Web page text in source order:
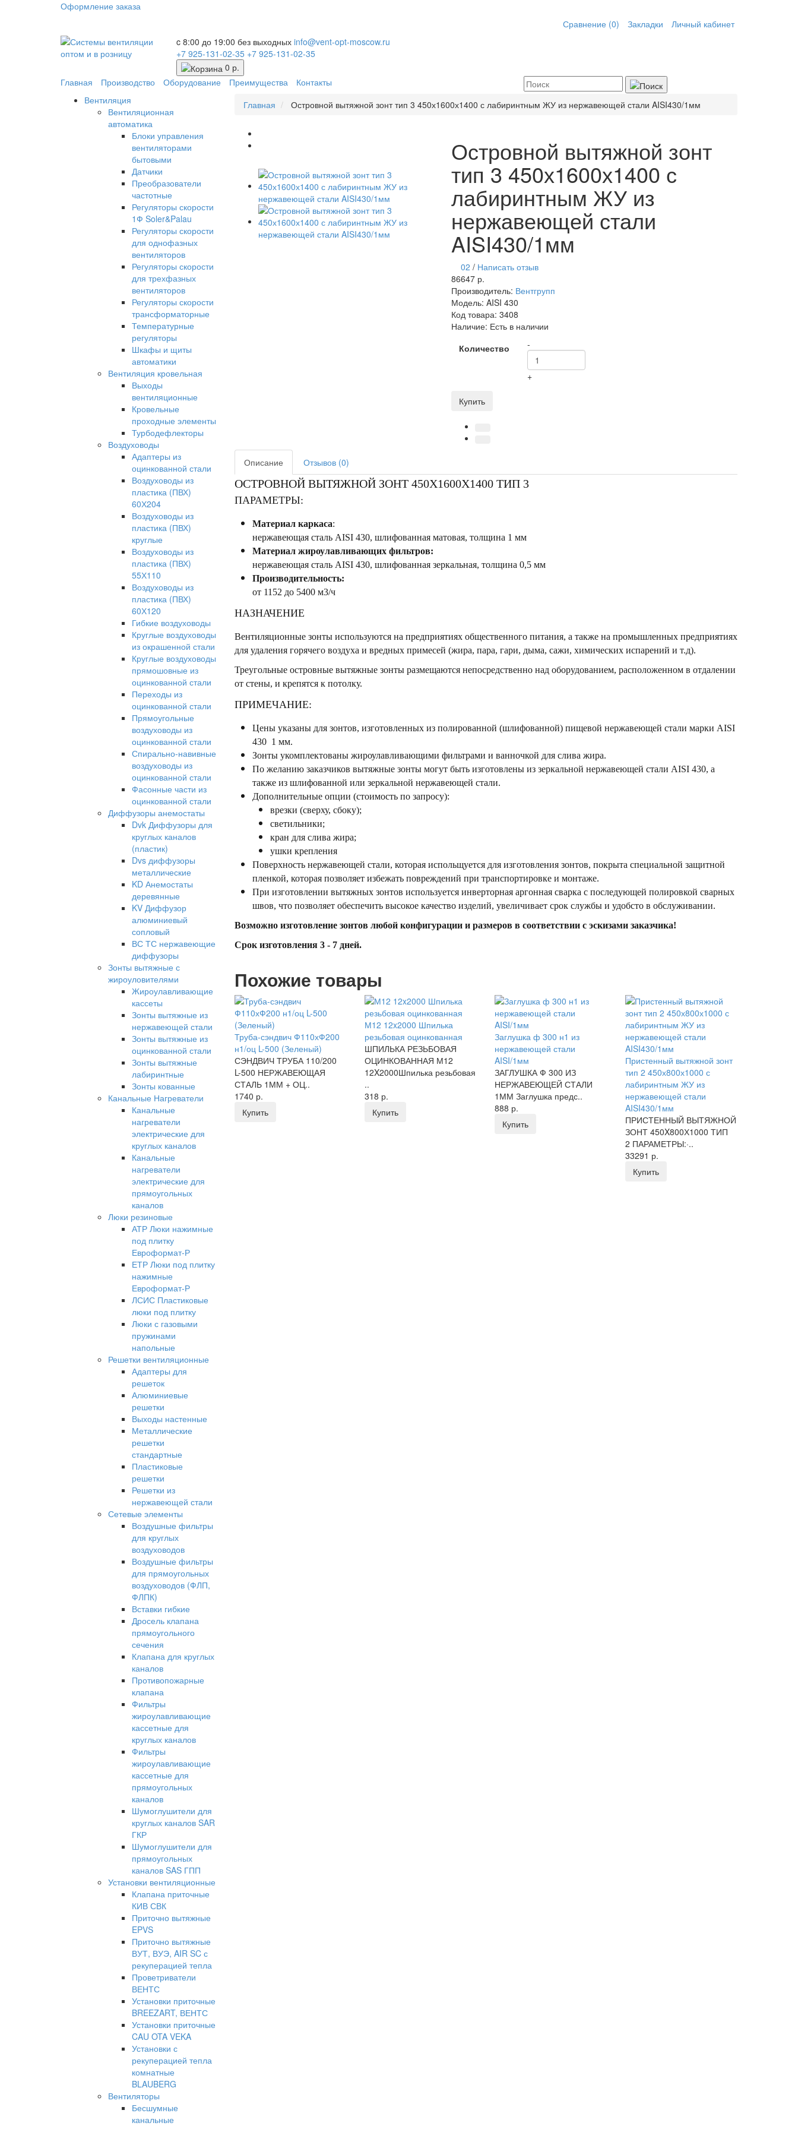
Оформление заказа
Сравнение (0)
Закладки
Личный кабинет
c 8:00 до 19:00 без выходных info@vent-opt-moscow.ru
+7 925-131-02-35 +7 925-131-02-35
0 р.
Главная
Производство Оборудование Преимущества
Контакты
Вентиляция
Вентиляционная
автоматика
Блоки управления
вентиляторами
бытовыми
Датчики
Преобразователи
частотные
Регуляторы скорости
1Ф Soler&Palau
Регуляторы скорости
для однофазных
вентиляторов
Регуляторы скорости
для трехфазных
вентиляторов
Регуляторы скорости
трансформаторные
Температурные
регуляторы
Шкафы и щиты
автоматики
Вентиляция кровельная
Выходы
вентиляционные
Кровельные
проходные элементы
Турбодефлекторы
Воздуховоды
Адаптеры из
оцинкованной стали
Воздуховоды из
пластика (ПВХ)
60Х204
Воздуховоды из
пластика (ПВХ)
круглые
Воздуховоды из
пластика (ПВХ)
55Х110
Воздуховоды из
пластика (ПВХ)
60Х120
Гибкие воздуховоды
Круглые воздуховоды
из окрашенной стали
Круглые воздуховоды
прямошовные из
оцинкованной стали
Переходы из
оцинкованной стали
Прямоугольные
воздуховоды из
оцинкованной стали
Спирально-навивные
воздуховоды из
оцинкованной стали
Фасонные части из
оцинкованной стали
Диффузоры анемостаты
Dvk Диффузоры для
круглых каналов
(пластик)
Dvs диффузоры
металлические
KD Анемостаты
деревянные
KV Диффузор
алюминиевый
сопловый
ВС ТС нержавеющие
диффузоры
Зонты вытяжные с
жироуловителями
Жироулавливающие
кассеты
Зонты вытяжные из
нержавеющей стали
Зонты вытяжные из
оцинкованной стали
Зонты вытяжные
лабиринтные
Зонты кованные
Канальные Нагреватели
Канальные
нагреватели
электрические для
круглых каналов
Канальные
нагреватели
электрические для
прямоугольных
каналов
Люки резиновые
АТР Люки нажимные
под плитку
Евроформат-Р
ЕТР Люки под плитку
нажимные
Евроформат-Р
ЛСИС Пластиковые
люки под плитку
Люки с газовыми
пружинами
напольные
Решетки вентиляционные
Адаптеры для
решеток
Алюминиевые
решетки
Выходы настенные
Металлические
решетки
стандартные
Пластиковые
решетки
Решетки из
нержавеющей стали
Сетевые элементы
Воздушные фильтры
для круглых
воздуховодов
Воздушные фильтры
для прямоугольных
воздуховодов (ФЛП,
ФЛПК)
Вставки гибкие
Дросель клапана
прямоугольного
сечения
Клапана для круглых
каналов
Противопожарные
клапана
Фильтры
жироулавливающие
кассетные для
круглых каналов
Фильтры
жироулавливающие
кассетные для
прямоугольных
каналов
Шумоглушители для
круглых каналов SAR
ГКР
Шумоглушители для
прямоугольных
каналов SAS ГПП
Установки вентиляционные
Клапана приточные
КИВ СВК
Приточно вытяжные
EPVS
Приточно вытяжные
ВУТ, ВУЭ, AIR SC с
рекуперацией тепла
Проветриватели
ВЕНТС
Установки приточные
BREEZART, ВЕНТС
Установки приточные
CAU OTA VEKA
Установки с
рекуперацией тепла
комнатные
BLAUBERG
Вентиляторы
Бесшумные
канальные
Главная Островной вытяжной зонт тип 3 450х1600х1400 с лабиринтным ЖУ из нержавеющей стали AISI430/1мм
Островной вытяжной зонт
тип 3 450х1600х1400 с
лабиринтным ЖУ из
нержавеющей стали
AISI430/1мм
02 / Написать отзыв
86647 р.
Производитель: Вентгрупп
Модель:AISI 430
Код товара:3408
Наличие: Есть в наличии
Количество
-
+
Купить
Описание Отзывов (0)
ОСТРОВНОЙ ВЫТЯЖНОЙ ЗОНТ 450X1600X1400 ТИП 3
ПАРАМЕТРЫ:
Материал каркаса:
нержавеющая сталь AISI 430, шлифованная матовая, толщина 1 мм
Материал жироулавливающих фильтров:
нержавеющая сталь AISI 430, шлифованная зеркальная, толщина 0,5 мм
Производительность:
от 1152 до 5400 м3/ч
НАЗНАЧЕНИЕ
Вентиляционные зонты используются на предприятиях общественного питания, а также на промышленных предприятиях
для удаления горячего воздуха и вредных примесей (жира, пара, гари, дыма, сажи, химических испарений и т.д).
Треугольные островные вытяжные зонты размещаются непосредственно над оборудованием, расположенном в отдалении
от стены, и крепятся к потолку.
ПРИМЕЧАНИЕ:
Цены указаны для зонтов, изготовленных из полированной (шлифованной) пищевой нержавеющей стали марки AISI
430 1 мм.
Зонты укомплектованы жироулавливающими фильтрами и ванночкой для слива жира.
По желанию заказчиков вытяжные зонты могут быть изготовлены из зеркальной нержавеющей стали AISI 430, а
также из шлифованной или зеркальной нержавеющей стали.
Дополнительные опции (стоимость по запросу):
врезки (сверху, сбоку);
светильники;
кран для слива жира;
ушки крепления
Поверхность нержавеющей стали, которая испольщуется для изготовления зонтов, покрыта специальной защитной
пленкой, которая позволяет избежать повреждений при транспортировке и монтаже.
При изготовлении вытяжных зонтов используется инверторная аргонная сварка с последующей полировкой сварных
швов, что позволяет обеспечить высокое качество изделий, увеличивает срок службы и удобсто в обслуживании.
Возможно изготовление зонтов любой конфигурации и размеров в соответствии с эскизами заказчика!
Срок изготовления 3 - 7 дней.
Похожие товары
Труба-сэндвич Ф110хФ200
н1/оц L-500 (Зеленый)
СЭНДВИЧ ТРУБА 110/200
L-500 НЕРЖАВЕЮЩАЯ
СТАЛЬ 1ММ + ОЦ..
1740 р.
Купить
М12 12x2000 Шпилька
резьбовая оцинкованная
ШПИЛЬКА РЕЗЬБОВАЯ
ОЦИНКОВАННАЯ М12
12X2000Шпилька резьбовая
..
318 р.
Купить
Заглушка ф 300 н1 из
нержавеющей стали
AISI/1мм
ЗАГЛУШКА Ф 300 ИЗ
НЕРЖАВЕЮЩЕЙ СТАЛИ
1ММ Заглушка предс..
888 р.
Купить
Пристенный вытяжной зонт
тип 2 450х800х1000 с
лабиринтным ЖУ из
нержавеющей стали
AISI430/1мм
ПРИСТЕННЫЙ ВЫТЯЖНОЙ
ЗОНТ 450X800Х1000 ТИП
2 ПАРАМЕТРЫ:·..
33291 р.
Купить